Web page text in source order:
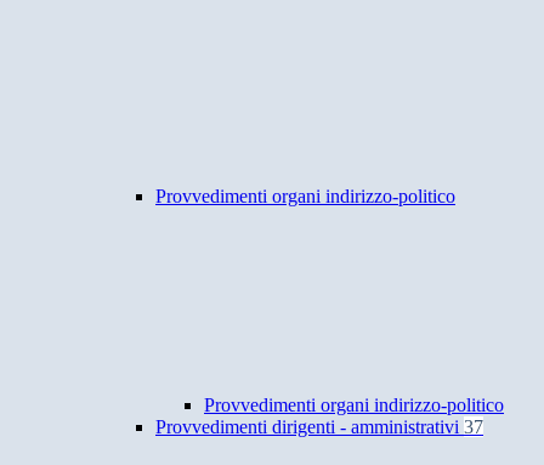
Provvedimenti organi indirizzo-politico
Provvedimenti organi indirizzo-politico
Provvedimenti dirigenti - amministrativi 37